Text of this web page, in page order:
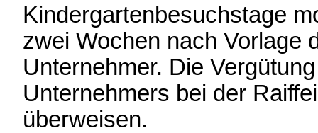
Kindergartenbesuchstage
zwei Wochen nach Vorlage
Unternehmer. Die
Unternehmers bei der
überweisen.